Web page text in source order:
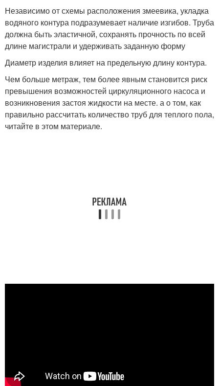
Независимо от схемы расположения змеевика, укладка
водяного контура подразумевает наличие изгибов. Труба
должна быть эластичной, сохранять прочность по всей
длине магистрали и удерживать заданную форму
Диаметр изделия влияет на предельную длину контура.
Чем больше метраж, тем более явным становится риск
превышения возможностей циркуляционного насоса и
возникновения застоя жидкости на месте. а о том, как
правильно рассчитать количество труб для теплого пола,
читайте в этом материале.